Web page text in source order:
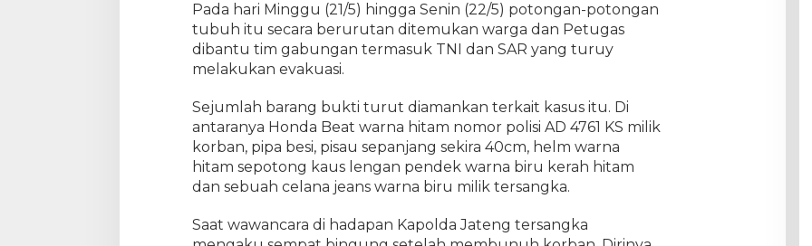
Pada hari Minggu (21/5) hingga Senin (22/5) potongan-potongan
tubuh itu secara berurutan ditemukan warga dan Petugas
dibantu tim gabungan termasuk TNI dan SAR yang turuy
melakukan evakuasi.
Sejumlah barang bukti turut diamankan terkait kasus itu. Di
antaranya Honda Beat warna hitam nomor polisi AD 4761 KS milik
korban, pipa besi, pisau sepanjang sekira 40cm, helm warna
hitam sepotong kaus lengan pendek warna biru kerah hitam
dan sebuah celana jeans warna biru milik tersangka.
Saat wawancara di hadapan Kapolda Jateng tersangka